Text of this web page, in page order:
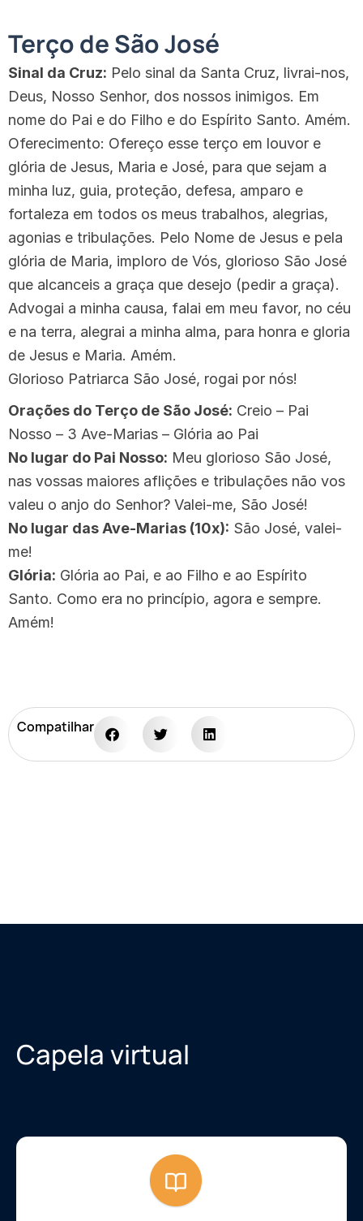
Terço de São José
Sinal da Cruz: Pelo sinal da Santa Cruz, livrai-nos,
Deus, Nosso Senhor, dos nossos inimigos. Em
nome do Pai e do Filho e do Espírito Santo. Amém.
Oferecimento: Ofereço esse terço em louvor e
glória de Jesus, Maria e José, para que sejam a
minha luz, guia, proteção, defesa, amparo e
fortaleza em todos os meus trabalhos, alegrias,
agonias e tribulações. Pelo Nome de Jesus e pela
glória de Maria, imploro de Vós, glorioso São José
que alcanceis a graça que desejo (pedir a graça).
Advogai a minha causa, falai em meu favor, no céu
e na terra, alegrai a minha alma, para honra e gloria
de Jesus e Maria. Amém.
Glorioso Patriarca São José, rogai por nós!
Orações do Terço de São José: Creio – Pai
Nosso – 3 Ave-Marias – Glória ao Pai
No lugar do Pai Nosso: Meu glorioso São José,
nas vossas maiores aflições e tribulações não vos
valeu o anjo do Senhor? Valei-me, São José!
No lugar das Ave-Marias (10x): São José, valei-
me!
Glória: Glória ao Pai, e ao Filho e ao Espírito
Santo. Como era no princípio, agora e sempre.
Amém!
Compatilhar
Capela virtual